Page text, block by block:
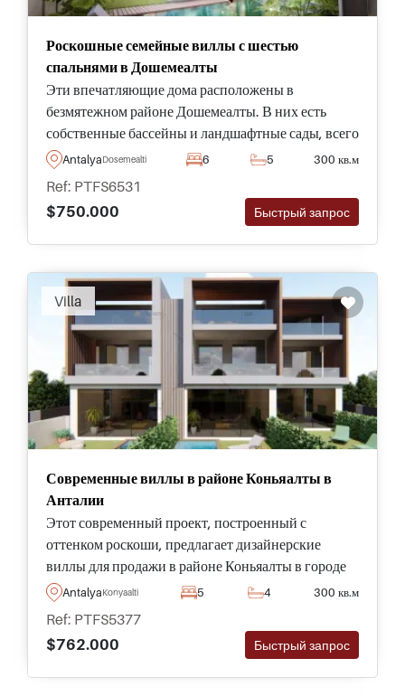
Роскошные семейные виллы с шестью
спальнями в Дошемеалты
Эти впечатляющие дома расположены в
безмятежном районе Дошемеалты. В них есть
собственные бассейны и ландшафтные сады, всего
в 20 минутах езды от оживленного центра города.
AntalyaDosemealti 6 5 300 кв.м
Ref: PTFS6531
$750.000
Быстрый запрос
Villa
Современные виллы в районе Коньяалты в
Анталии
Этот современный проект, построенный с
оттенком роскоши, предлагает дизайнерские
виллы для продажи в районе Коньяалты в городе
Анталья, всего в пяти минутах езды от лучших
AntalyaKonyaalti 5 4 300 кв.м
Ref: PTFS5377
$762.000
Быстрый запрос